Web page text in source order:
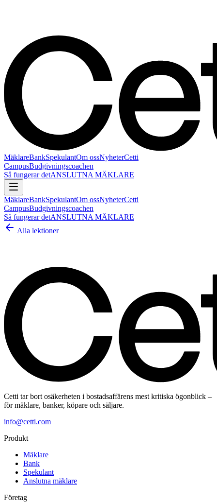
MäklareBankSpekulantOm ossNyheterCetti
CampusBudgivningscoachen
Så fungerar detANSLUTNA MÄKLARE
MäklareBankSpekulantOm ossNyheterCetti
CampusBudgivningscoachen
Så fungerar detANSLUTNA MÄKLARE
Alla lektioner
Cetti tar bort osäkerheten i bostadsaffärens mest kritiska ögonblick –
för mäklare, banker, köpare och säljare.
info@cetti.com
Produkt
Mäklare
Bank
Spekulant
Anslutna mäklare
Företag